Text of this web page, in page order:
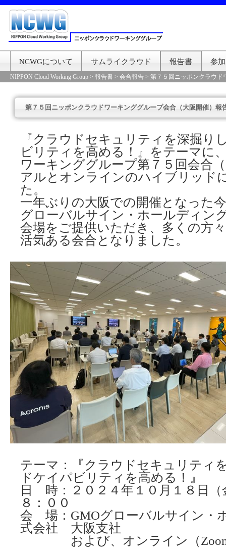
NCWGについて サムライクラウド 報告書 参
NIPPON Cloud Working Group > 報告書 > 会合報告 > 第７５回ニッポンクラウド
第７５回ニッポンクラウドワーキンググループ会合（大阪開催）報
『クラウドセキュリティを深掘り
ビリティを高める！』をテーマに
ワーキンググループ第７５回会合
アルとオンラインのハイブリッド
た。
一年ぶりの大阪での開催となった
グローバルサイン・ホールディン
会場をご提供いただき、多くの方
活気ある会合となりました。
テーマ：『クラウドセキュリティ
ドケイパビリティを高める！』
日 時：２０２４年１０月１８日（
８：００
会 場：GMOグローバルサイン・
式会社 大阪支社
および、オンライン（